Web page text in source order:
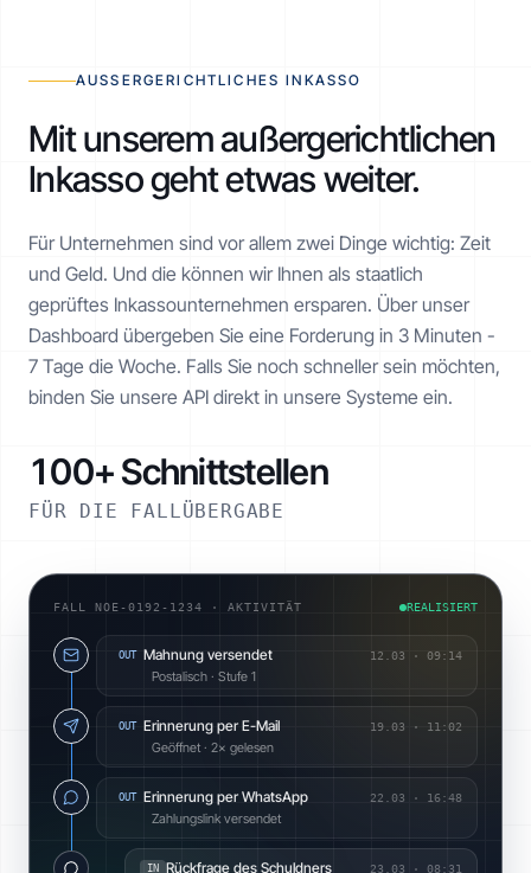
AUSSERGERICHTLICHES INKASSO
Mit unserem außergerichtlichen
Inkasso geht etwas weiter.
Für Unternehmen sind vor allem zwei Dinge wichtig: Zeit
und Geld. Und die können wir Ihnen als staatlich
geprüftes Inkasso­unternehmen ersparen. Über unser
Dashboard übergeben Sie eine Forderung in 3 Minuten -
7 Tage die Woche. Falls Sie noch schneller sein möchten,
binden Sie unsere API direkt in unsere Systeme ein.
100+ Schnittstellen
FÜR DIE FALLÜBERGABE
FALL NOE-0192-1234 · AKTIVITÄT REALISIERT
OUT Mahnung versendet 12.03 · 09:14
Postalisch · Stufe 1
OUT Erinnerung per E-Mail 19.03 · 11:02
Geöffnet · 2× gelesen
OUT Erinnerung per WhatsApp 22.03 · 16:48
Zahlungslink versendet
IN Rückfrage des Schuldners 23.03 · 08:31